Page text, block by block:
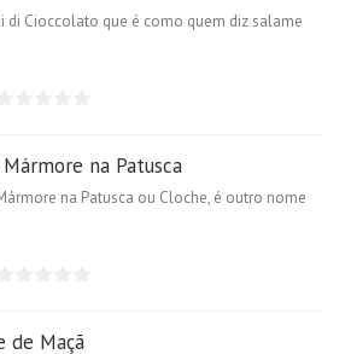
di Cioccolato que é como quem diz salame
na Patusca
na Patusca ou Cloche, é outro nome
de Maçã